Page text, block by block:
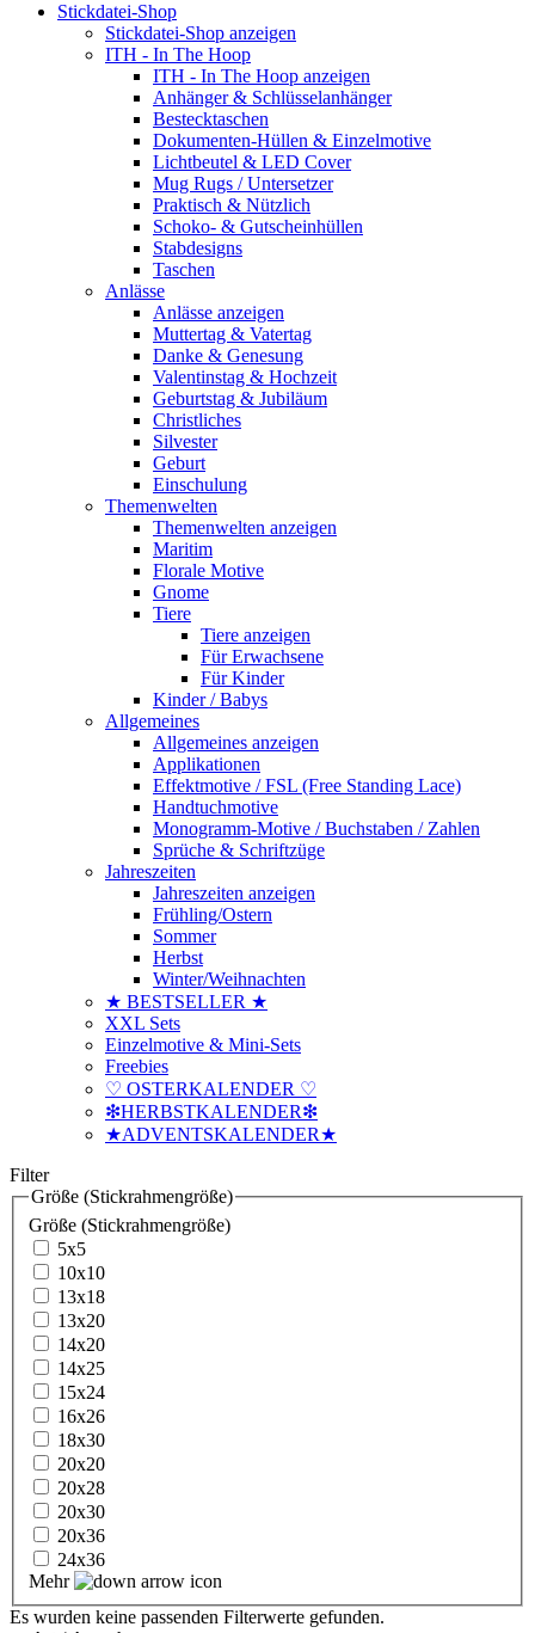
Stickdatei-Shop
Stickdatei-Shop anzeigen
ITH - In The Hoop
ITH - In The Hoop anzeigen
Anhänger & Schlüsselanhänger
Bestecktaschen
Dokumenten-Hüllen & Einzelmotive
Lichtbeutel & LED Cover
Mug Rugs / Untersetzer
Praktisch & Nützlich
Schoko- & Gutscheinhüllen
Stabdesigns
Taschen
Anlässe
Anlässe anzeigen
Muttertag & Vatertag
Danke & Genesung
Valentinstag & Hochzeit
Geburtstag & Jubiläum
Christliches
Silvester
Geburt
Einschulung
Themenwelten
Themenwelten anzeigen
Maritim
Florale Motive
Gnome
Tiere
Tiere anzeigen
Für Erwachsene
Für Kinder
Kinder / Babys
Allgemeines
Allgemeines anzeigen
Applikationen
Effektmotive / FSL (Free Standing Lace)
Handtuchmotive
Monogramm-Motive / Buchstaben / Zahlen
Sprüche & Schriftzüge
Jahreszeiten
Jahreszeiten anzeigen
Frühling/Ostern
Sommer
Herbst
Winter/Weihnachten
★ BESTSELLER ★
XXL Sets
Einzelmotive & Mini-Sets
Freebies
♡ OSTERKALENDER ♡
❇HERBSTKALENDER❇
★ADVENTSKALENDER★
Filter
Größe (Stickrahmengröße)
Größe (Stickrahmengröße)
5x5
10x10
13x18
13x20
14x20
14x25
15x24
16x26
18x30
20x20
20x28
20x30
20x36
24x36
Mehr
Es wurden keine passenden Filterwerte gefunden.